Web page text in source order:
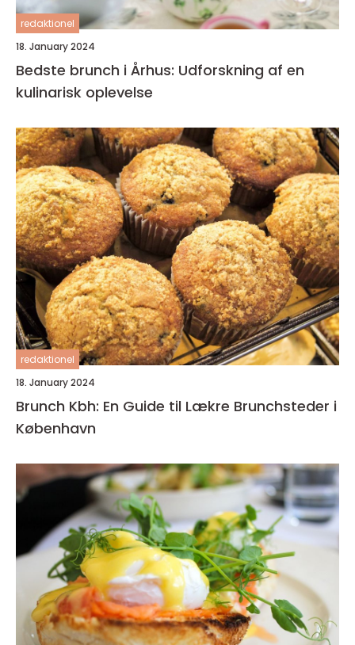
redaktionel
18. January 2024
Bedste brunch i Århus: Udforskning af en
kulinarisk oplevelse
redaktionel
18. January 2024
Brunch Kbh: En Guide til Lækre Brunchsteder i
København